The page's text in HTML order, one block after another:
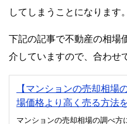
してしまうことになります。
下記の記事で不動産の相場
介していますので、合わせ
【マンションの売却相場
場価格より高く売る方法
マンションの売却相場の調べ方